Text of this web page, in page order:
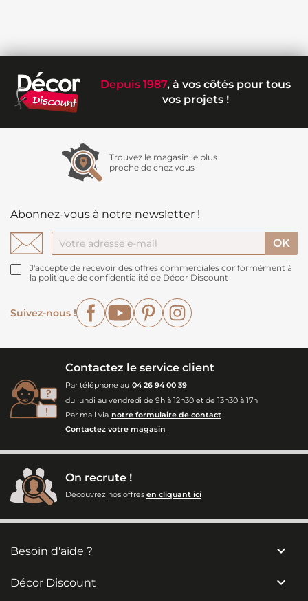
Depuis 1987, à vos côtés pour tous
vos projets !
Trouvez le magasin le plus
proche de chez vous
Abonnez-vous à notre newsletter !
J'accepte de recevoir des offres commerciales conformément à
la politique de confidentialité de Décor Discount
Suivez-nous !
FacebookYouTubePinterest
Contactez le service client
Par téléphone au 04 26 94 00 39
du lundi au vendredi de 9h à 12h30 et de 13h30 à 17h
Par mail via notre formulaire de contact
Contactez votre magasin
On recrute !
Découvrez nos offres en cliquant ici
Besoin d'aide ? 
Décor Discount 